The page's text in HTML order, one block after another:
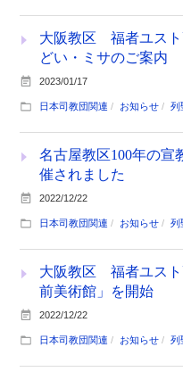
大阪教区 福者ユスト
どい・ミサのご案内
2023/01/17
日本司教団関連 お知らせ 列
名古屋教区100年の宣
催されました
2022/12/22
日本司教団関連 お知らせ 列
大阪教区 福者ユスト
前美術館」を開始
2022/12/22
日本司教団関連 お知らせ 列